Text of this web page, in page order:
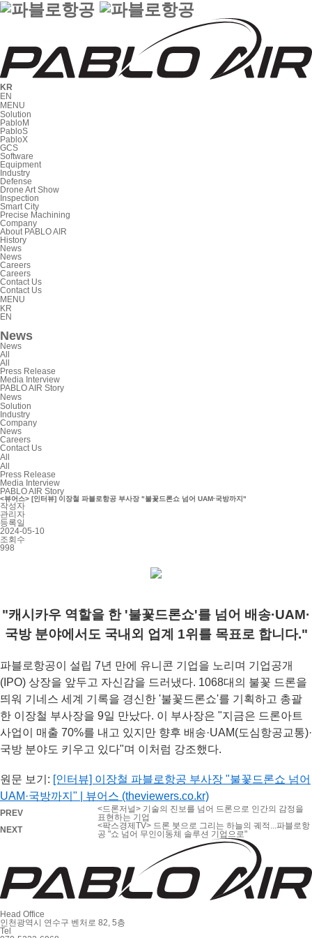
KR
EN
MENU
Solution
PabloM
PabloS
PabloX
GCS
Software
Equipment
Industry
Defense
Drone Art Show
Inspection
Smart City
Precise Machining
Company
About PABLO AIR
History
News
News
Careers
Careers
Contact Us
Contact Us
MENU
KR
EN
News
News
All
All
Press Release
Media Interview
PABLO AIR Story
News
Solution
Industry
Company
News
Careers
Contact Us
All
All
Press Release
Media Interview
PABLO AIR Story
<뷰어스> [인터뷰] 이장철 파블로항공 부사장 "불꽃드론쇼 넘어 UAM·국방까지"
작성자
관리자
등록일
2024-05-10
조회수
998
"캐시카우 역할을 한 '불꽃드론쇼'를 넘어 배송·UAM·
국방 분야에서도 국내외 업계 1위를 목표로 합니다."
파블로항공이 설립 7년 만에 유니콘 기업을 노리며 기업공개
(IPO) 상장을 앞두고 자신감을 드러냈다. 1068대의 불꽃 드론을
띄워 기네스 세계 기록을 경신한 '불꽃드론쇼'를 기획하고 총괄
한 이장철 부사장을 9일 만났다. 이 부사장은 "지금은 드론아트
사업이 매출 70%를 내고 있지만 향후 배송·UAM(도심항공교통)·
국방 분야도 키우고 있다"며 이처럼 강조했다.
원문 보기: [인터뷰] 이장철 파블로항공 부사장 "불꽃드론쇼 넘어
UAM·국방까지" | 뷰어스 (theviewers.co.kr)
PREV
<드론저널> 기술의 진보를 넘어 드론으로 인간의 감정을
표현하는 기업
NEXT
<팍스경제TV> 드론 붓으로 그리는 하늘의 궤적...파블로항
공 "쇼 넘어 무인이동체 솔루션 기업으로"
Head Office
인천광역시 연수구 벤처로 82, 5층
Tel